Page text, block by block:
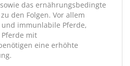
das ernährungsbedingte
den Folgen. Vor allem
immunlabile Pferde,
mit
eine erhöhte